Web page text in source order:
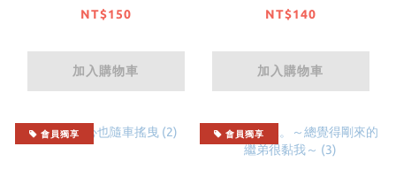
NT$150
加入購物車
NT$140
加入購物車
會員獨享 會員獨享